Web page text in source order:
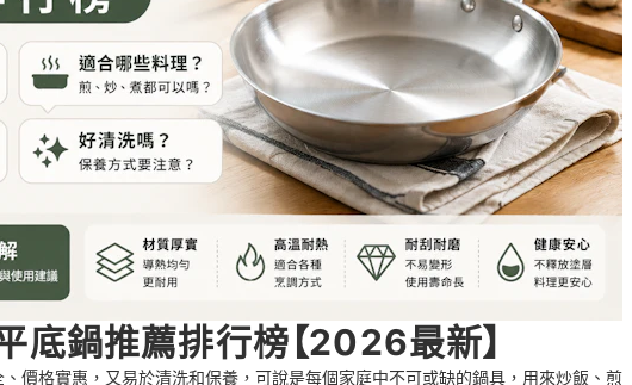
底鍋推薦排行榜【2026最新】
價格實惠，又易於清洗和保養，可說是每個家庭中不可或缺的鍋具，用來炒飯、煎